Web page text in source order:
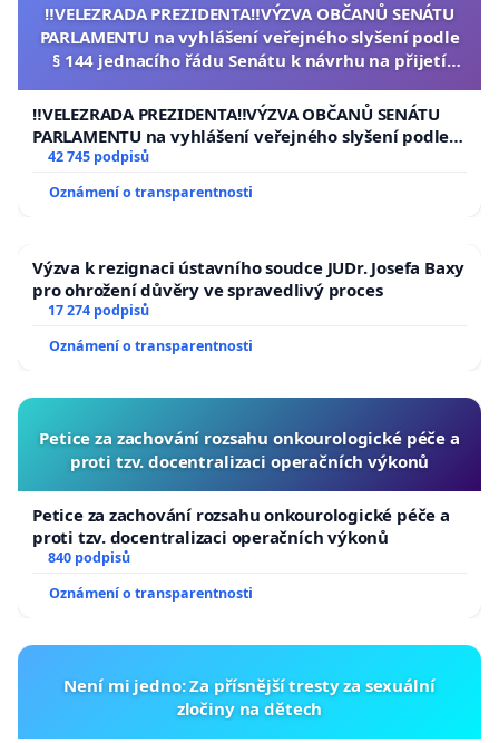
‼️VELEZRADA PREZIDENTA‼️VÝZVA OBČANŮ SENÁTU
PARLAMENTU na vyhlášení veřejného slyšení podle
§ 144 jednacího řádu Senátu k návrhu na přijetí
republiky
‼️VELEZRADA PREZIDENTA‼️VÝZVA OBČANŮ SENÁTU
PARLAMENTU na vyhlášení veřejného slyšení podle §
144 jednacího řádu Senátu k návrhu na přijetí
republiky
42 745 podpisů
Oznámení o transparentnosti
Výzva k rezignaci ústavního soudce JUDr. Josefa Baxy
pro ohrožení důvěry ve spravedlivý proces
17 274 podpisů
Oznámení o transparentnosti
Petice za zachování rozsahu onkourologické péče a
proti tzv. docentralizaci operačních výkonů
Petice za zachování rozsahu onkourologické péče a
proti tzv. docentralizaci operačních výkonů
840 podpisů
Oznámení o transparentnosti
Není mi jedno: Za přísnější tresty za sexuální
zločiny na dětech